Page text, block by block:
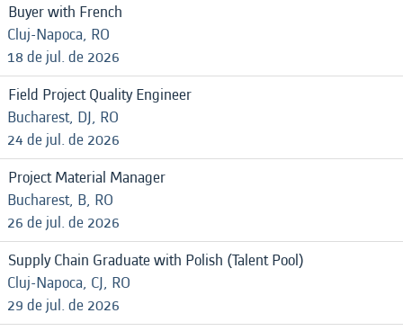
Buyer with French
Cluj-Napoca, RO
18 de jul. de 2026
Field Project Quality Engineer
Bucharest, DJ, RO
24 de jul. de 2026
Project Material Manager
Bucharest, B, RO
26 de jul. de 2026
Supply Chain Graduate with Polish (Talent Pool)
Cluj-Napoca, CJ, RO
29 de jul. de 2026